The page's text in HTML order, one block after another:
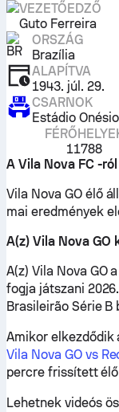
VEZETŐEDZŐ
Guto Ferreira
ORSZÁG
Brazília
ALAPÍTVA
1943. júl. 29.
CSARNOK
Estádio
11788
A Vila Nova FC -ról
Vila Nova GO élő
mai eredmények
A(z) Vila Nova GO
A(z) Vila Nova GO
fogja játszani
Brasileirão Série B
Amikor elkezdődik
Vila Nova GO vs
percre frissített
Lehetnek videós